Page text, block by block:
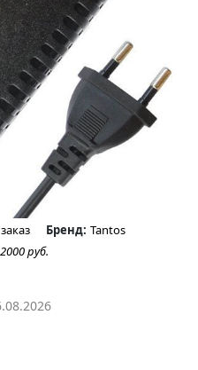
Бренд: Tantos
руб.